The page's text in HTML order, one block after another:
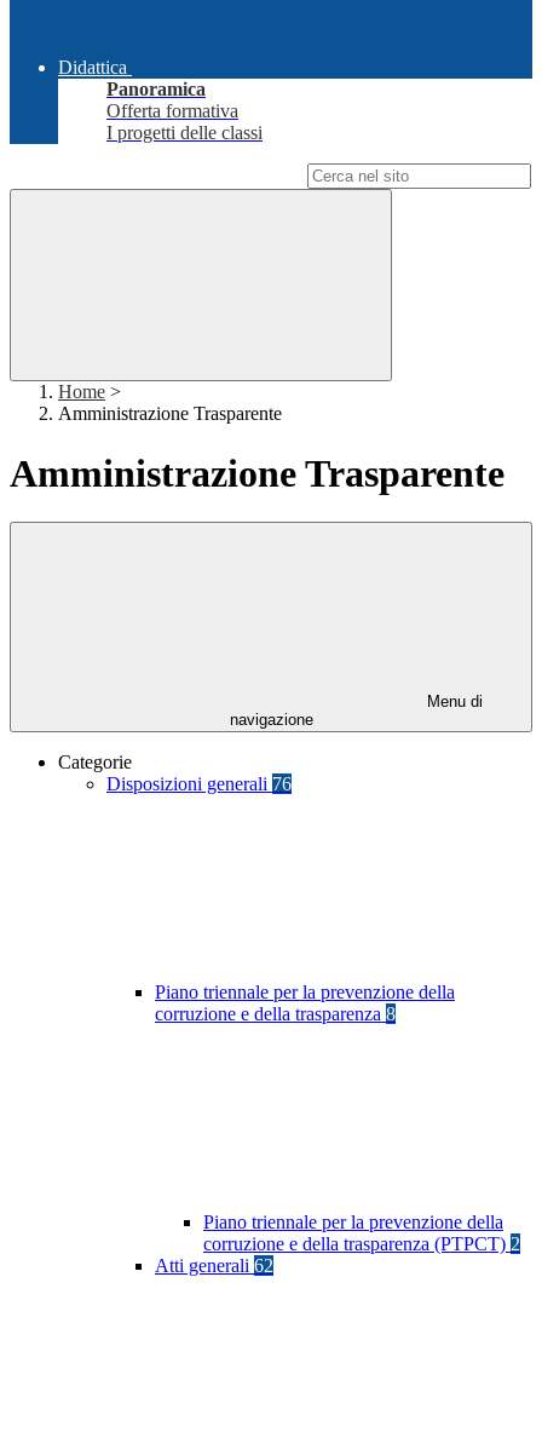
Didattica
Panoramica
Offerta formativa
I progetti delle classi
Home >
Amministrazione Trasparente
Amministrazione Trasparente
Menu di
navigazione
Categorie
Disposizioni generali 76
Piano triennale per la prevenzione della
corruzione e della trasparenza 8
Piano triennale per la prevenzione della
corruzione e della trasparenza (PTPCT) 2
Atti generali 62